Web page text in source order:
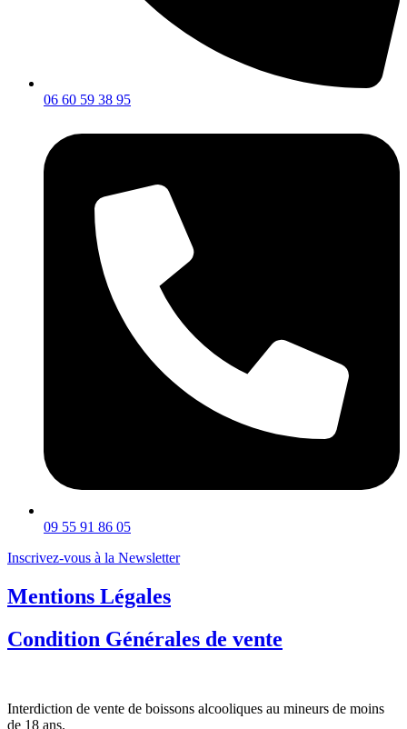
06 60 59 38 95
09 55 91 86 05
Inscrivez-vous à la Newsletter
Mentions Légales
Condition Générales de vente
Interdiction de vente de boissons alcooliques au mineurs de moins
de 18 ans.